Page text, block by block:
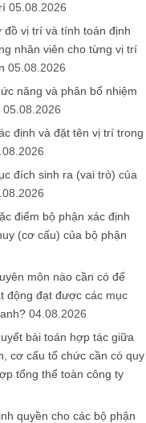
05.08.2026
đồ vị trí và tính toán định
nhân viên cho từng vị trí
05.08.2026
năng và phân bổ nhiệm
05.08.2026
định và đặt tên vị trí trong
đích sinh ra (vai trò) của
điểm bộ phận xác định
(cơ cấu) của bộ phận
môn nào cần có để
động đạt được các mục
04.08.2026
bài toán hợp tác giữa
cơ cấu tổ chức cần có quy
tổng thể toàn công ty
quyền cho các bộ phận